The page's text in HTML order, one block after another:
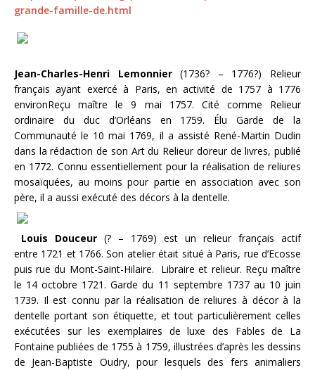
grande-famille-de.html
Jean-Charles-Henri Lemonnier(1736? – 1776?) Relieur
français ayant exercé à Paris, en activité de 1757 à 1776
environReçu maître le 9 mai 1757. Cité comme Relieur
ordinaire du duc d’Orléans en 1759. Élu Garde de la
Communauté le 10 mai 1769, il a assisté René-Martin Dudin
dans la rédaction de son Art du Relieur doreur de livres, publié
en 1772. Connu essentiellement pour la réalisation de reliures
mosaïquées, au moins pour partie en association avec son
père, il a aussi exécuté des décors à la dentelle.
Louis Douceur (? – 1769) est un relieur français actif
entre 1721 et 1766. Son atelier était situé à Paris, rue d’Ecosse
puis rue du Mont-Saint-Hilaire. Libraire et relieur. Reçu maître
le 14 octobre 1721. Garde du 11 septembre 1737 au 10 juin
1739. Il est connu par la réalisation de reliures à décor à la
dentelle portant son étiquette, et tout particulièrement celles
exécutées sur les exemplaires de luxe des Fables de La
Fontaine publiées de 1755 à 1759, illustrées d’après les dessins
de Jean-Baptiste Oudry, pour lesquels des fers animaliers